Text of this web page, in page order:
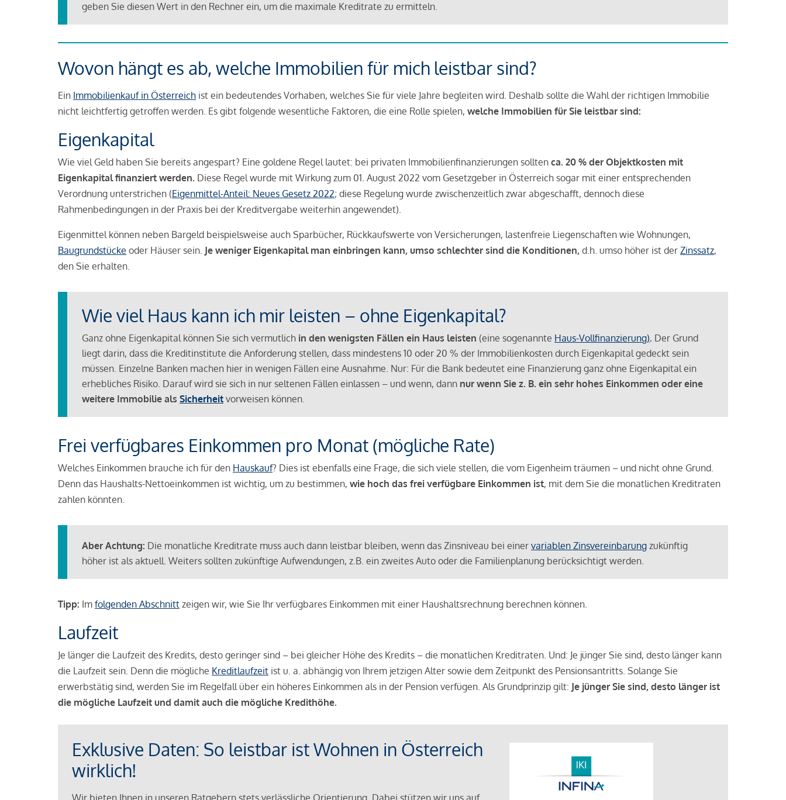
geben Sie diesen Wert in den Rechner ein, um die maximale Kreditrate zu ermitteln.
Wovon hängt es ab, welche Immobilien für mich leistbar sind?
Ein Immobilienkauf in Österreich ist ein bedeutendes Vorhaben, welches Sie für viele Jahre begleiten wird. Deshalb sollte die Wahl der richtigen Immobilie
nicht leichtfertig getroffen werden. Es gibt folgende wesentliche Faktoren, die eine Rolle spielen, welche Immobilien für Sie leistbar sind:
Eigenkapital
Wie viel Geld haben Sie bereits angespart? Eine goldene Regel lautet: bei privaten Immobilienfinanzierungen sollten ca. 20 % der Objektkosten mit
Eigenkapital finanziert werden. Diese Regel wurde mit Wirkung zum 01. August 2022 vom Gesetzgeber in Österreich sogar mit einer entsprechenden
Verordnung unterstrichen (Eigenmittel-Anteil: Neues Gesetz 2022; diese Regelung wurde zwischenzeitlich zwar abgeschafft, dennoch diese
Rahmenbedingungen in der Praxis bei der Kreditvergabe weiterhin angewendet).
Eigenmittel können neben Bargeld beispielsweise auch Sparbücher, Rückkaufswerte von Versicherungen, lastenfreie Liegenschaften wie Wohnungen,
Baugrundstücke oder Häuser sein. Je weniger Eigenkapital man einbringen kann, umso schlechter sind die Konditionen, d.h. umso höher ist der Zinssatz,
den Sie erhalten.
Wie viel Haus kann ich mir leisten – ohne Eigenkapital?
Ganz ohne Eigenkapital können Sie sich vermutlich in den wenigsten Fällen ein Haus leisten (eine sogenannte Haus-Vollfinanzierung). Der Grund
liegt darin, dass die Kreditinstitute die Anforderung stellen, dass mindestens 10 oder 20 % der Immobilienkosten durch Eigenkapital gedeckt sein
müssen. Einzelne Banken machen hier in wenigen Fällen eine Ausnahme. Nur: Für die Bank bedeutet eine Finanzierung ganz ohne Eigenkapital ein
erhebliches Risiko. Darauf wird sie sich in nur seltenen Fällen einlassen – und wenn, dann nur wenn Sie z. B. ein sehr hohes Einkommen oder eine
weitere Immobilie als Sicherheit vorweisen können.
Frei verfügbares Einkommen pro Monat (mögliche Rate)
Welches Einkommen brauche ich für den Hauskauf? Dies ist ebenfalls eine Frage, die sich viele stellen, die vom Eigenheim träumen – und nicht ohne Grund.
Denn das Haushalts-Nettoeinkommen ist wichtig, um zu bestimmen, wie hoch das frei verfügbare Einkommen ist, mit dem Sie die monatlichen Kreditraten
zahlen könnten.
Aber Achtung: Die monatliche Kreditrate muss auch dann leistbar bleiben, wenn das Zinsniveau bei einer variablen Zinsvereinbarung zukünftig
höher ist als aktuell. Weiters sollten zukünftige Aufwendungen, z.B. ein zweites Auto oder die Familienplanung berücksichtigt werden.
Tipp: Im folgenden Abschnitt zeigen wir, wie Sie Ihr verfügbares Einkommen mit einer Haushaltsrechnung berechnen können.
Laufzeit
Je länger die Laufzeit des Kredits, desto geringer sind – bei gleicher Höhe des Kredits – die monatlichen Kreditraten. Und: Je jünger Sie sind, desto länger kann
die Laufzeit sein. Denn die mögliche Kreditlaufzeit ist u. a. abhängig von Ihrem jetzigen Alter sowie dem Zeitpunkt des Pensionsantritts. Solange Sie
erwerbstätig sind, werden Sie im Regelfall über ein höheres Einkommen als in der Pension verfügen. Als Grundprinzip gilt: Je jünger Sie sind, desto länger ist
die mögliche Laufzeit und damit auch die mögliche Kredithöhe.
Exklusive Daten: So leistbar ist Wohnen in Österreich
wirklich!